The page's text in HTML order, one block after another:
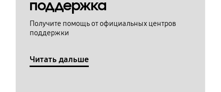
поддержка
Получите помощь от официальных центров
поддержки
Читать дальше